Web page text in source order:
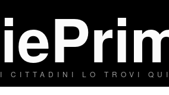
CITTADINI LO TROVI